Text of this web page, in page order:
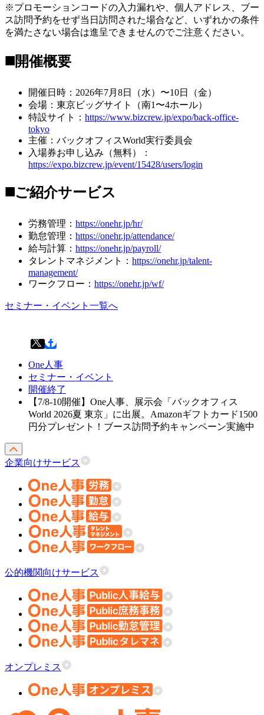
※プロモーションコードの入力漏れや、個人アドレス、ブー
ス訪問予約をせず当日訪問された場合など、いずれかの条件
を満たさない場合は進呈できませんのでご注意ください。
◼️開催概要
開催日時：2026年7月8日（水）〜10日（金）
会場：東京ビッグサイト（南1〜4ホール）
特設サイト： https://www.bizcrew.jp/expo/back-office-
tokyo
主催：バックオフィスWorld実行委員会
入場券お申し込み（無料）：
https://expo.bizcrew.jp/event/15428/users/login
◼️ご紹介サービス
労務管理： https://onehr.jp/hr/
勤怠管理： https://onehr.jp/attendance/
給与計算： https://onehr.jp/payroll/
タレントマネジメント： https://onehr.jp/talent-
management/
ワークフロー： https://onehr.jp/wf/
セミナー・イベント一覧へ
One人事
セミナー・イベント
開催終了
【7/8-10開催】One人事、展示会「バックオフィス
World 2026夏 東京」に出展。Amazonギフトカード1500
円分プレゼント！ブース訪問予約キャンペーン実施中
企業向けサービス
公的機関向けサービス
オンプレミス